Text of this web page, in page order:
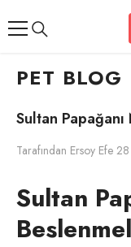
PET BLOG
Sultan
Tarafından Ersoy Efe
Sultan